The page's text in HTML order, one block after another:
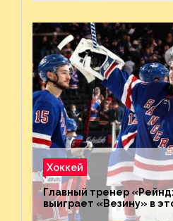
Хоккей
Главный тренер
выиграет «Везину» в
невероятен